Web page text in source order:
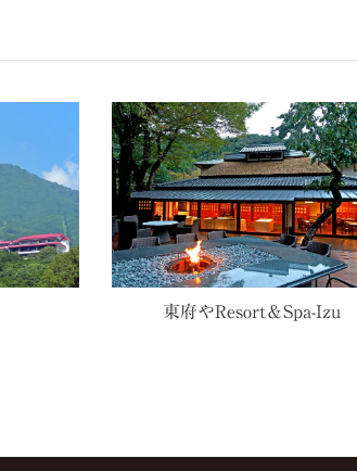
東府やResort＆Spa-Izu